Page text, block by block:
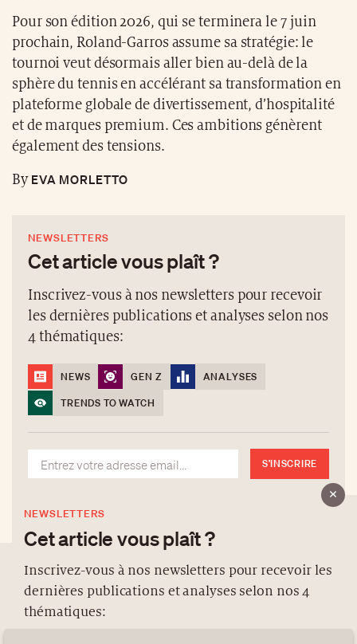
Pour son édition 2026, qui se terminera le 7 juin
prochain, Roland-Garros assume sa stratégie: le
tournoi veut désormais aller bien au-delà de la
sphère du tennis en accélérant sa transformation en
plateforme globale de divertissement, d’hospitalité
et de marques premium. Ces ambitions génèrent
également des tensions.
ByEVA MORLETTO
NEWSLETTERS
Cet article vous plaît ?
Inscrivez-vous à nos newsletters pour recevoir
les dernières publications et analyses selon nos
4 thématiques:
NEWS GEN Z
ANALYSES
TRENDS TO WATCH
S'INSCRIRE
NEWSLETTERS
Cet article vous plaît ?
Inscrivez-vous à nos newsletters pour recevoir les
dernières publications et analyses selon nos 4
thématiques:
À PROPOS